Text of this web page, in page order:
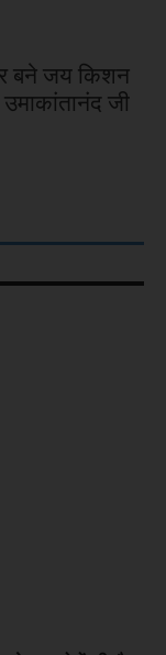
बने जय किशन
जी